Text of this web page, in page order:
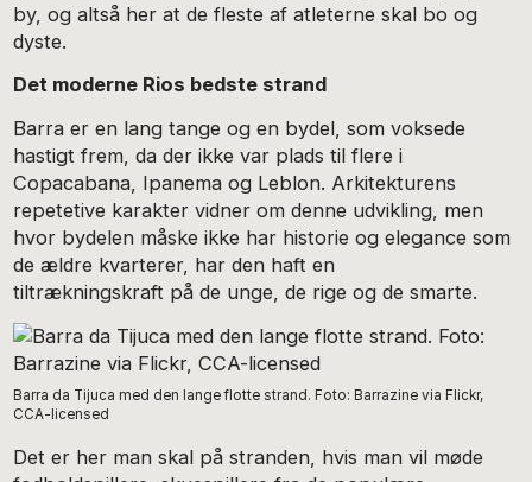
by, og altså her at de fleste af atleterne skal bo og
dyste.
Det moderne Rios bedste strand
Barra er en lang tange og en bydel, som voksede
hastigt frem, da der ikke var plads til flere i
Copacabana, Ipanema og Leblon. Arkitekturens
repetetive karakter vidner om denne udvikling, men
hvor bydelen måske ikke har historie og elegance som
de ældre kvarterer, har den haft en
tiltrækningskraft på de unge, de rige og de smarte.
Barra da Tijuca med den lange flotte strand. Foto: Barrazine via Flickr,
CCA-licensed
Det er her man skal på stranden, hvis man vil møde